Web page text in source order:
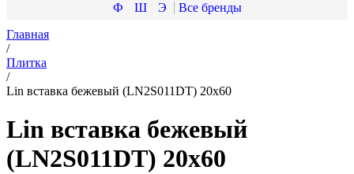
Ф
Ш
Э
Главная
/
Плитка
/
Lin вставка бежевый (LN2S011DT) 20x60
Lin вставка бежевый
(LN2S011DT) 20x60